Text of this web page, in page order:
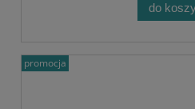
do
promocja